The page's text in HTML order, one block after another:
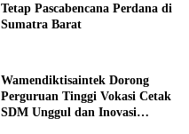
Tetap Pascabencana Perdana di
Sumatra Barat
Wamendiktisaintek Dorong
Perguruan Tinggi Vokasi Cetak
SDM Unggul dan Inovasi